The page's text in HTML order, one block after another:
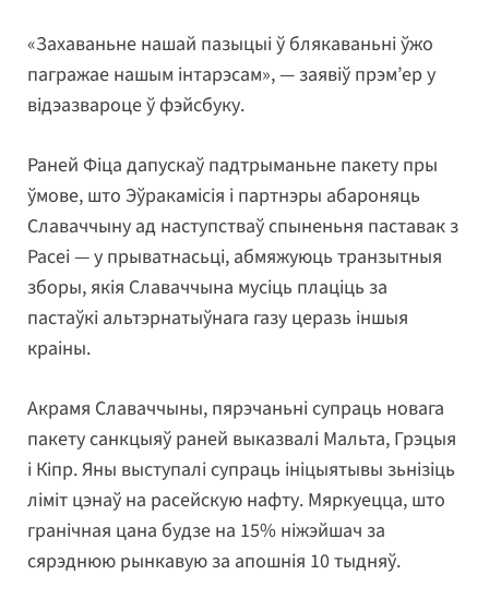
«Захаваньне нашай пазыцыі ў блякаваньні ўжо
пагражае нашым інтарэсам», — заявіў прэм’ер у
відэазвароце ў фэйсбуку.
Раней Фіца дапускаў падтрыманьне пакету пры
ўмове, што Эўракамісія і партнэры абароняць
Славаччыну ад наступстваў спыненьня паставак з
Расеі — у прыватнасьці, абмяжуюць транзытныя
зборы, якія Славаччына мусіць плаціць за
пастаўкі альтэрнатыўнага газу церазь іншыя
краіны.
Акрамя Славаччыны, пярэчаньні супраць новага
пакету санкцыяў раней выказвалі Мальта, Грэцыя
і Кіпр. Яны выступалі супраць ініцыятывы зьнізіць
ліміт цэнаў на расейскую нафту. Мяркуецца, што
гранічная цана будзе на 15% ніжэйшач за
сярэднюю рынкавую за апошнія 10 тыдняў.